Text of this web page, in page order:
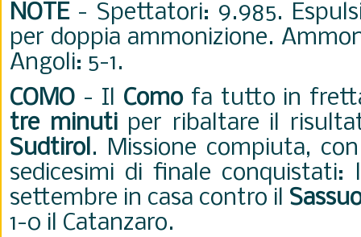
NOTE - Spettatori: 9.985.
per doppia ammonizione.
Angoli: 5-1.
COMO - Il Comofa tutto in
tre minutiper ribaltare il
Sudtirol. Missione compiuta,
sedicesimi di finale
settembre in casa contro il
1-0 il Catanzaro.